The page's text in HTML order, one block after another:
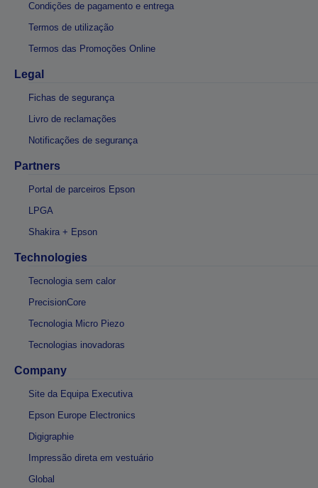
Condições de pagamento e entrega
Termos de utilização
Termos das Promoções Online
Legal
Fichas de segurança
Livro de reclamações
Notificações de segurança
Partners
Portal de parceiros Epson
LPGA
Shakira + Epson
Technologies
Tecnologia sem calor
PrecisionCore
Tecnologia Micro Piezo
Tecnologias inovadoras
Company
Site da Equipa Executiva
Epson Europe Electronics
Digigraphie
Impressão direta em vestuário
Global